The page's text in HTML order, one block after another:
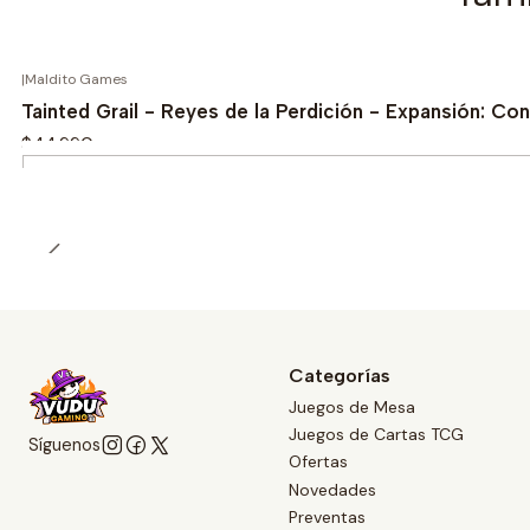
|Maldito Games
Tainted Grail - Reyes de la Perdición - Expansión:
$44.990
Síguenos
Categorías
Juegos de Mesa
Juegos de Cartas TCG
Ofertas
Novedades
Preventas